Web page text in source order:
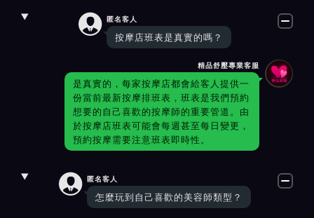
 匿名客人
按摩店班表是真實的嗎？
精品舒壓專業客服
是真實的，每家按摩店都會給客人提供一
份當前最新按摩排班表，班表是我們預約
想要的自己喜歡的按摩師的重要管道。由
於按摩店班表可能會每週甚至每日變更，
預約按摩需要注意班表即時性。
 匿名客人
怎麼玩到自己喜歡的美容師類型？